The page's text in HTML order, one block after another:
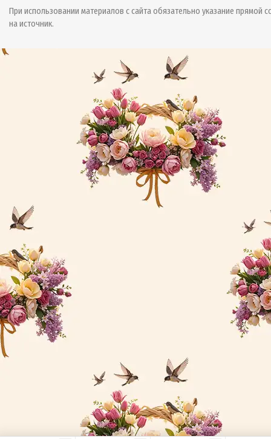
При использовании материалов с сайта обязательно указание прямой
на источник.